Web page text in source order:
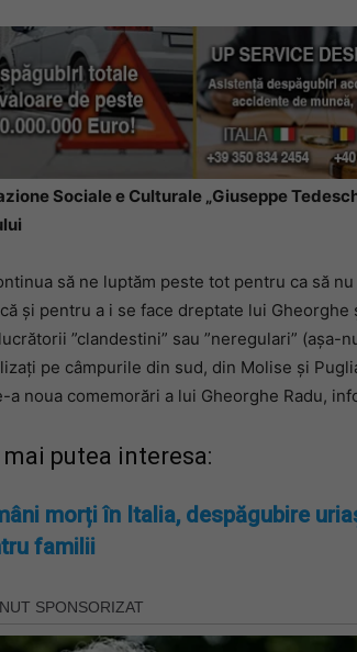
Sociale e Culturale „Giuseppe
să ne luptăm peste tot pentru ca să
și pentru a i se face dreptate lui
”clandestini” sau ”neregulari”
pe câmpurile din sud, din Molise și
a noua comemorări a lui Gheorghe Radu,
mai putea interesa:
morți în Italia, despăgubire
familii